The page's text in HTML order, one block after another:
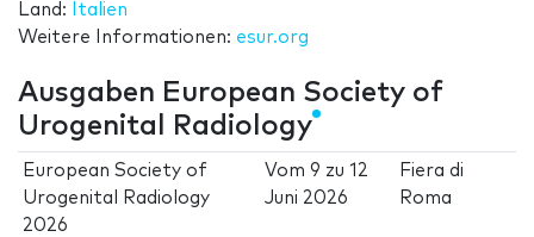
Land:
Italien
Weitere Informationen: esur.org
Ausgaben European Society of
Urogenital Radiology
European Society of
Urogenital Radiology
2026
Vom9 zu12
Juni 2026
Fiera di
Roma